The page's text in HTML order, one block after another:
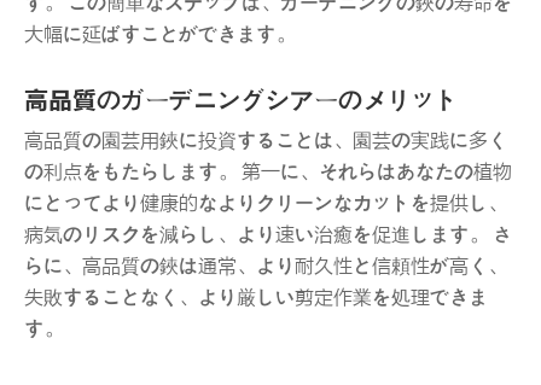
大幅に延ばすことができます。
高品質のガーデニングシアーのメリット
高品質の園芸用鋏に投資することは、園芸の実践に多く
の利点をもたらします。 第一に、それらはあなたの植物
にとってより健康的なよりクリーンなカットを提供し、
病気のリスクを減らし、より速い治癒を促進します。 さ
らに、高品質の鋏は通常、より耐久性と信頼性が高く、
失敗することなく、より厳しい剪定作業を処理できま
す。